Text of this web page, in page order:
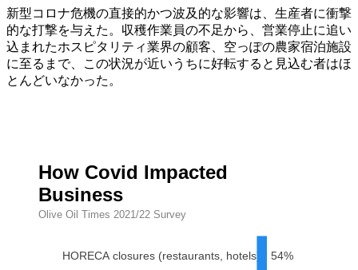
新型コロナ危機の直接的かつ波及的な影響は、生産者に衝撃
的な打撃を与えた。収穫作業員の不足から、営業停止に追い
込まれたホスピタリティ業界の顧客、空っぽの農家宿泊施設
に至るまで、この状況が近いうちに好転すると見込む者はほ
とんどいなかった。